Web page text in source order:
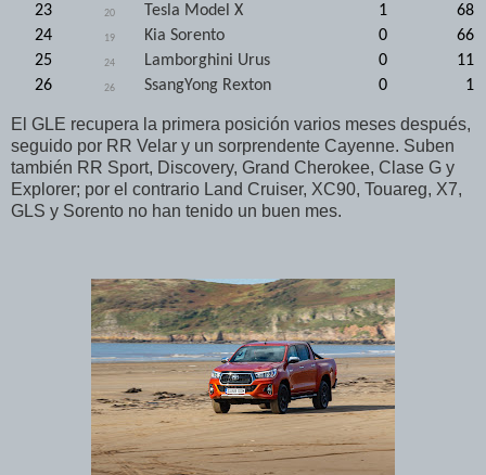
23
20 Tesla Model X 1
68
24
19 Kia Sorento 0
66
25
24 Lamborghini Urus 0
11
26
26 SsangYong Rexton 0 1
El GLE recupera la primera posición varios meses después,
seguido por RR Velar y un sorprendente Cayenne. Suben
también RR Sport, Discovery, Grand Cherokee, Clase G y
Explorer; por el contrario Land Cruiser, XC90, Touareg, X7,
GLS y Sorento no han tenido un buen mes.